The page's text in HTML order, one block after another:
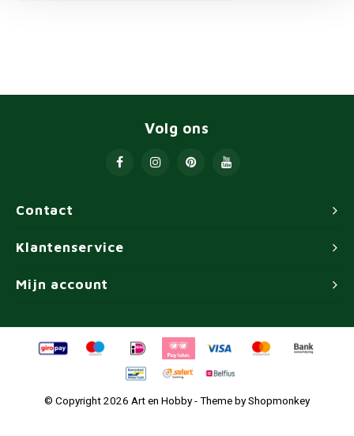
Contact
Volg ons
Klantenservice
Mijn account
© Copyright 2026 Art en Hobby - Theme byShopmonkey